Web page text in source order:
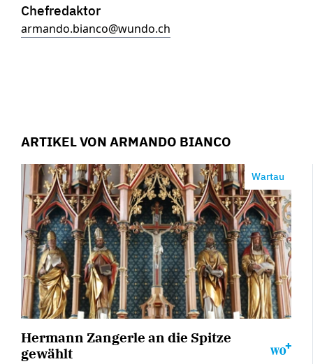
Chefredaktor
armando.bianco@wundo.ch
ARTIKEL VON ARMANDO BIANCO
Wartau
Hermann Zangerle an die Spitze
gewählt